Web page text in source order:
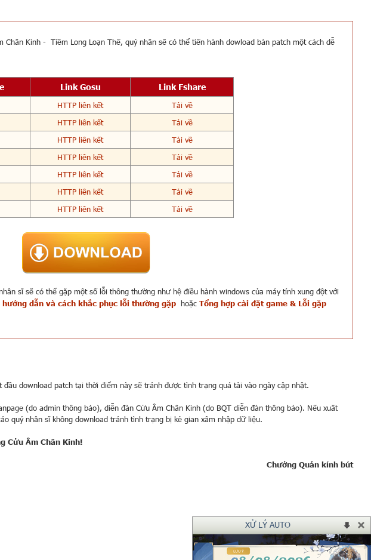
Chân Kinh - Tiềm Long Loạn Thế, quý nhân sẽ có thể tiến hành dowload bản patch một cách dễ
Link Gosu Link Fshare
HTTP liên kết
Tải về
HTTP liên kết
Tải về
HTTP liên kết
Tải về
HTTP liên kết
Tải về
HTTP liên kết
Tải về
HTTP liên kết
Tải về
HTTP liên kết Tải về
sĩ sẽ có thể gặp một số lỗi thông thường như hệ điều hành windows của máy tính xung đột với
hướng dẫn và cách khắc phục lỗi thường gặp hoặc Tổng hợp cài đặt game & Lỗi gặp
download patch tại thời điểm này sẽ tránh được tình trạng quá tải vào ngày cập nhật.
(do admin thông báo), diễn đàn Cửu Âm Chân Kinh (do BQT diễn đàn thông báo). Nếu xuất
quý nhân sĩ không download tránh tình trạng bị kẻ gian xâm nhập dữ liệu.
Cửu Âm Chân Kinh!
Chưởng Quản kính bút
XỬ LÝ AUTO